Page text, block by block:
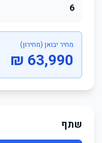
6
מחיר יבואן (מחירון)
63,990 ₪
שתף